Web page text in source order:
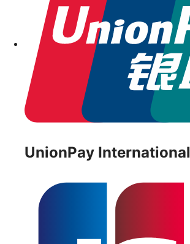
UnionPay International